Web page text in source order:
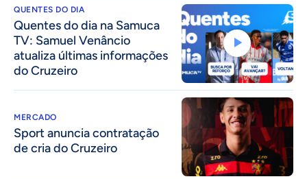
QUENTES DO DIA
Quentes do dia na Samuca
TV: Samuel Venâncio
atualiza últimas informações
do Cruzeiro
MERCADO
Sport anuncia contratação
de cria do Cruzeiro